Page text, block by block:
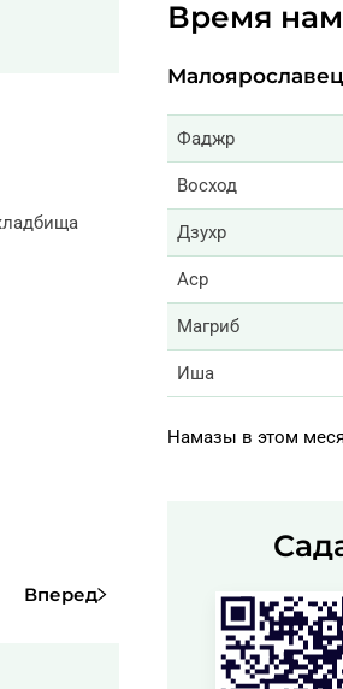
Вперед
Время
Малоярославец
Фаджр
Восход
Дзухр
Аср
Магриб
Иша
Намазы в этом